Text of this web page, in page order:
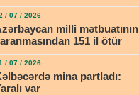
/ 07 / 2026
milli mətbuatının
151 il ötür
/ 07 / 2026
mina partladı:
var